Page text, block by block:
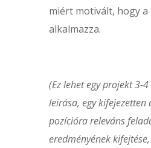
miért motivált, hogy a
alkalmazza.
(Ez lehet egy projekt 3-
leírása, egy kifejezetten
pozícióra releváns
eredményének